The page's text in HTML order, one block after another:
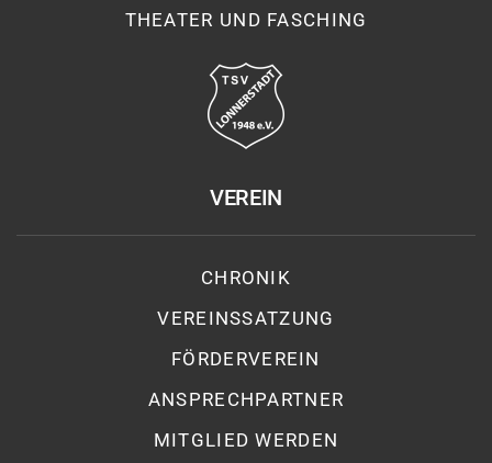
THEATER UND FASCHING
VEREIN
CHRONIK
VEREINSSATZUNG
FÖRDERVEREIN
ANSPRECHPARTNER
MITGLIED WERDEN